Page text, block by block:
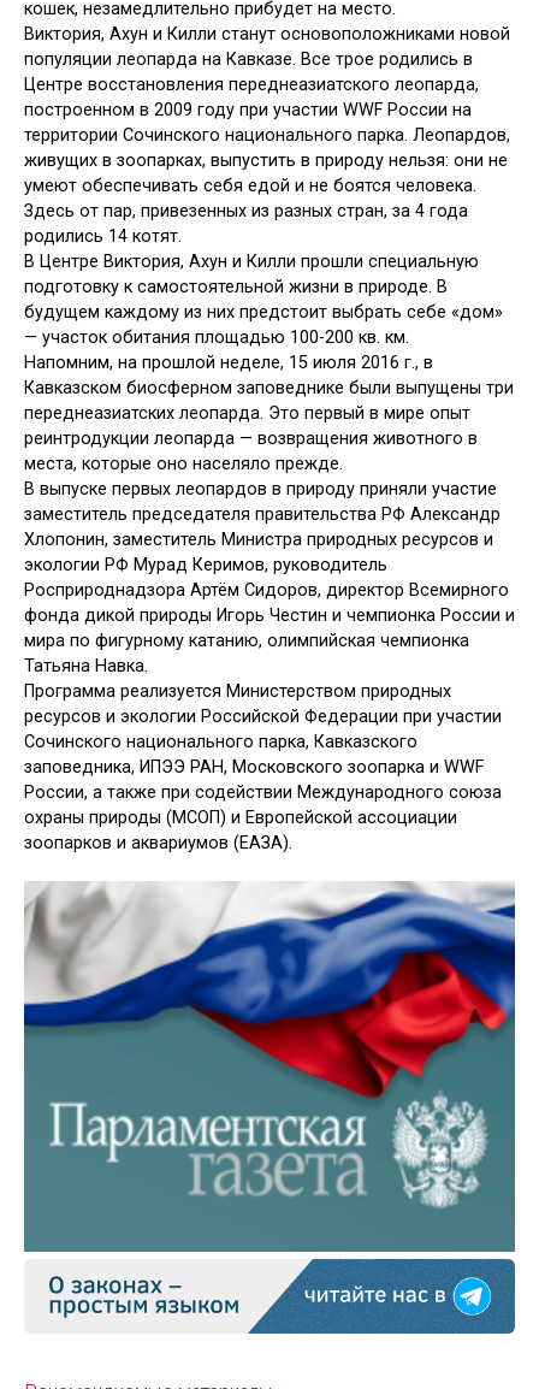
кошек, незамедлительно прибудет на место.
Виктория, Ахун и Килли станут основоположниками новой
популяции леопарда на Кавказе. Все трое родились в
Центре восстановления переднеазиатского леопарда,
построенном в 2009 году при участии WWF России на
территории Сочинского национального парка. Леопардов,
живущих в зоопарках, выпустить в природу нельзя: они не
умеют обеспечивать себя едой и не боятся человека.
Здесь от пар, привезенных из разных стран, за 4 года
родились 14 котят.
В Центре Виктория, Ахун и Килли прошли специальную
подготовку к самостоятельной жизни в природе. В
будущем каждому из них предстоит выбрать себе «дом»
— участок обитания площадью 100-200 кв. км.
Напомним, на прошлой неделе, 15 июля 2016 г., в
Кавказском биосферном заповеднике были выпущены три
переднеазиатских леопарда. Это первый в мире опыт
реинтродукции леопарда — возвращения животного в
места, которые оно населяло прежде.
В выпуске первых леопардов в природу приняли участие
заместитель председателя правительства РФ Александр
Хлопонин, заместитель Министра природных ресурсов и
экологии РФ Мурад Керимов, руководитель
Росприроднадзора Артём Сидоров, директор Всемирного
фонда дикой природы Игорь Честин и чемпионка России и
мира по фигурному катанию, олимпийская чемпионка
Татьяна Навка.
Программа реализуется Министерством природных
ресурсов и экологии Российской Федерации при участии
Сочинского национального парка, Кавказского
заповедника, ИПЭЭ РАН, Московского зоопарка и WWF
России, а также при содействии Международного союза
охраны природы (МСОП) и Европейской ассоциации
зоопарков и аквариумов (ЕАЗА).